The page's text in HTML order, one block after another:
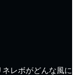
ネレボがどんな風に